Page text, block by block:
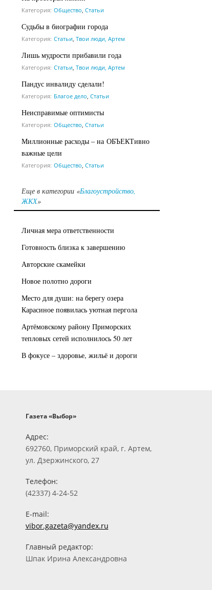
Категория: Общество Статьи
Судьбы в биографии города
Категория: Статьи Твои люди, Артем
Лишь мудрости прибавили года
Категория: Статьи Твои люди, Артем
Пандус инвалиду сделали!
Категория: Благое дело Статьи
Неисправимые оптимисты
Категория: Общество Статьи
Миллионные расходы – на ОБЪЕКТивно
важные цели
Категория: Общество Статьи
Еще в категории «Благоустройство,
ЖКХ»
Личная мера ответственности
Готовность близка к завершению
Авторские скамейки
Новое полотно дороги
Место для души: на берегу озера
Карасиное появилась уютная пергола
Артёмовскому району Приморских
тепловых сетей исполнилось 50 лет
В фокусе – здоровье, жильё и дороги
Газета «Выбор»
Адрес:
692760, Приморский край, г. Артем,
ул. Дзержинского, 27
Телефон:
(42337) 4-24-52
E-mail:
vibor.gazeta@yandex.ru
Главный редактор:
Шпак Ирина Александровна